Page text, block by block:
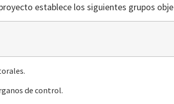
establece los siguientes grupos
de control.